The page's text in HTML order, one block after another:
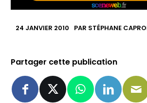
24 JANVIER 2010 PAR STÉPHANE
Partager cette publication